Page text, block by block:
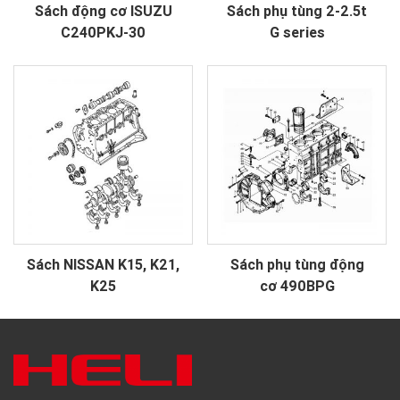
Sách động cơ ISUZU
C240PKJ-30
Sách phụ tùng 2-2.5t
G series
Sách NISSAN K15, K21,
K25
Sách phụ tùng động
cơ 490BPG